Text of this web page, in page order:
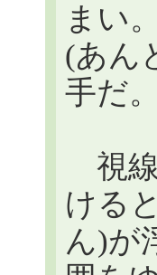
まい
(あん
手だ
視線
ける
ん)が